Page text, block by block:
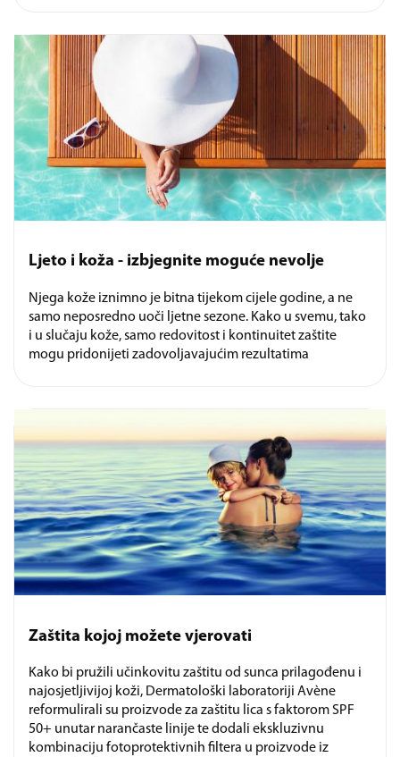
Ljeto i koža - izbjegnite moguće nevolje
Njega kože iznimno je bitna tijekom cijele godine, a ne
samo neposredno uoči ljetne sezone. Kako u svemu, tako
i u slučaju kože, samo redovitost i kontinuitet zaštite
mogu pridonijeti zadovoljavajućim rezultatima
Zaštita kojoj možete vjerovati
Kako bi pružili učinkovitu zaštitu od sunca prilagođenu i
najosjetljivijoj koži, Dermatološki laboratoriji Avène
reformulirali su proizvode za zaštitu lica s faktorom SPF
50+ unutar narančaste linije te dodali ekskluzivnu
kombinaciju fotoprotektivnih filtera u proizvode iz